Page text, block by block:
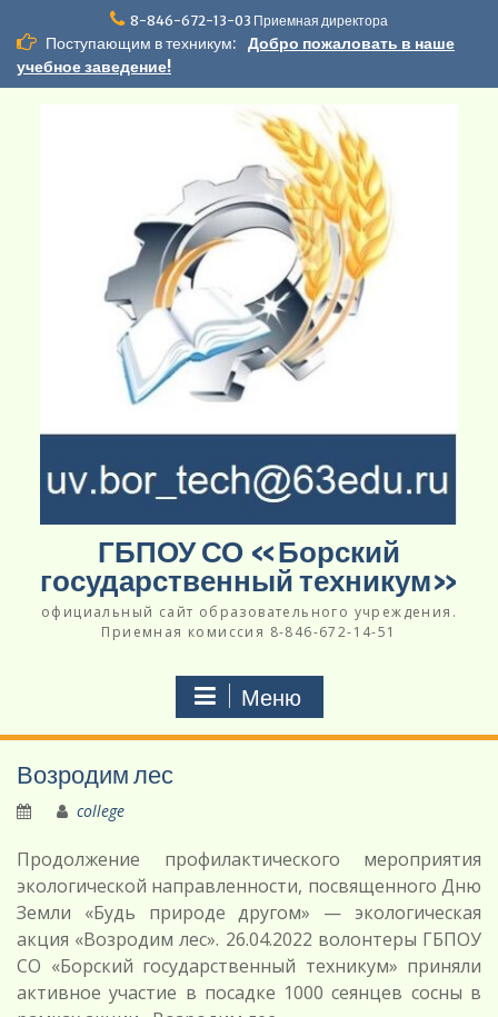
содержимому
8-846-672-13-03 Приемная директора
Поступающим в техникум:
Добро пожаловать в наше
учебное заведение!
ГБПОУ СО «Борский
государственный техникум»
официальный сайт образовательного учреждения.
Приемная комиссия 8-846-672-14-51
Меню
Возродим лес
college
Продолжение профилактического мероприятия
экологической направленности, посвященного Дню
Земли «Будь природе другом» — экологическая
акция «Возродим лес». 26.04.2022 волонтеры ГБПОУ
СО «Борский государственный техникум» приняли
активное участие в посадке 1000 сеянцев сосны в